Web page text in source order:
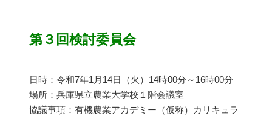
第３回検討委員会
日時：令和7年1月14日（火）14時00分～16時00分
場所：兵庫県立農業大学校１階会議室
協議事項：有機農業アカデミー（仮称）カリキュラ